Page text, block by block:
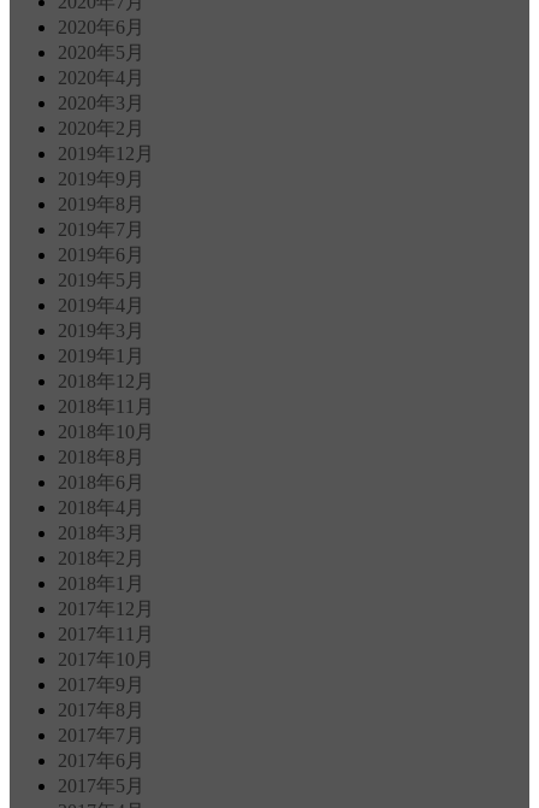
2020年6月
2020年5月
2020年4月
2020年3月
2020年2月
2019年12月
2019年9月
2019年8月
2019年7月
2019年6月
2019年5月
2019年4月
2019年3月
2019年1月
2018年12月
2018年11月
2018年10月
2018年8月
2018年6月
2018年4月
2018年3月
2018年2月
2018年1月
2017年12月
2017年11月
2017年10月
2017年9月
2017年8月
2017年7月
2017年6月
2017年5月